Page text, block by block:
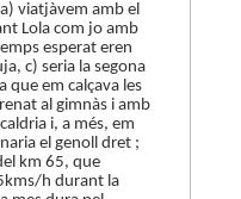
viatjàvem amb el
Lola com jo amb
esperat eren
c) seria la segona
que em calçava les
al gimnàs i amb
i, a més, em
el genoll dret ;
km 65, que
h durant la